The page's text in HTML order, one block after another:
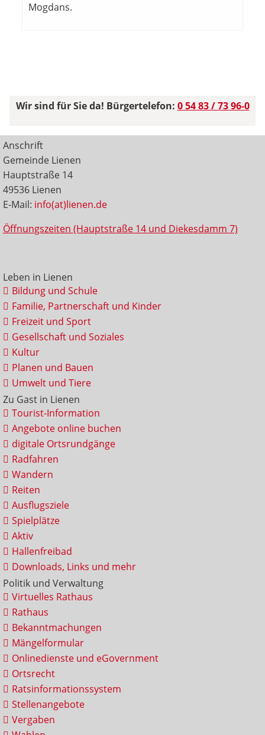
Mogdans.
Wir sind für Sie da! Bürgertelefon: 0 54 83 / 73 96-0
Anschrift
Gemeinde Lienen
Hauptstraße 14
49536 Lienen
E-Mail: info(at)lienen.de
Öffnungszeiten (Hauptstraße 14 und Diekesdamm 7)
Leben in Lienen
Bildung und Schule
Familie, Partnerschaft und Kinder
Freizeit und Sport
Gesellschaft und Soziales
Kultur
Planen und Bauen
Umwelt und Tiere
Zu Gast in Lienen
Tourist-Information
Angebote online buchen
digitale Ortsrundgänge
Radfahren
Wandern
Reiten
Ausflugsziele
Spielplätze
Aktiv
Hallenfreibad
Downloads, Links und mehr
Politik und Verwaltung
Virtuelles Rathaus
Rathaus
Bekanntmachungen
Mängelformular
Onlinedienste und eGovernment
Ortsrecht
Ratsinformationssystem
Stellenangebote
Vergaben